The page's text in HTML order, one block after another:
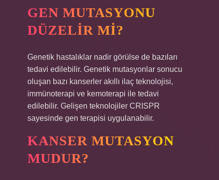
GEN MUTASYONU
DÜZELIR MI?
Genetik hastalıklar nadir görülse de bazıları
tedavi edilebilir. Genetik mutasyonlar sonucu
oluşan bazı kanserler akıllı ilaç teknolojisi,
immünoterapi ve kemoterapi ile tedavi
edilebilir. Gelişen teknolojiler CRISPR
sayesinde gen terapisi uygulanabilir.
KANSER MUTASYON
MUDUR?